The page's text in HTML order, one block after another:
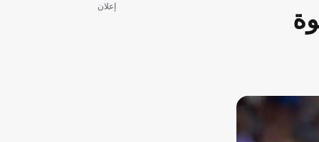
إعلان